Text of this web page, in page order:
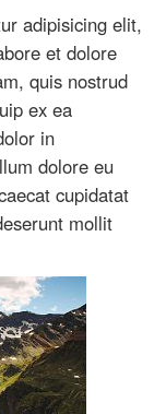
adipisicing elit,
et dolore
quis nostrud
ex ea
in
dolore eu
cupidatat
mollit